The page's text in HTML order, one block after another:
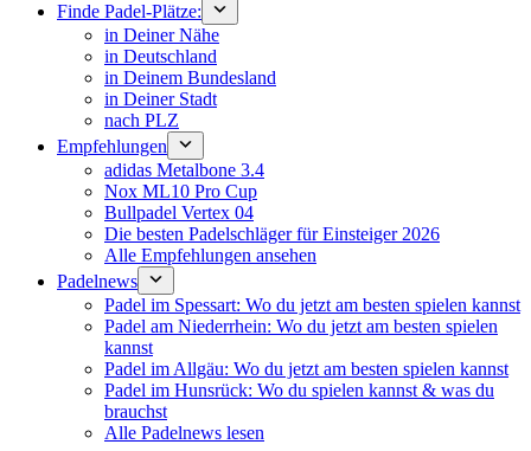
Finde Padel-Plätze:
in Deiner Nähe
in Deutschland
in Deinem Bundesland
in Deiner Stadt
nach PLZ
Empfehlungen
adidas Metalbone 3.4
Nox ML10 Pro Cup
Bullpadel Vertex 04
Die besten Padelschläger für Einsteiger 2026
Alle Empfehlungen ansehen
Padelnews
Padel im Spessart: Wo du jetzt am besten spielen kannst
Padel am Niederrhein: Wo du jetzt am besten spielen
kannst
Padel im Allgäu: Wo du jetzt am besten spielen kannst
Padel im Hunsrück: Wo du spielen kannst & was du
brauchst
Alle Padelnews lesen